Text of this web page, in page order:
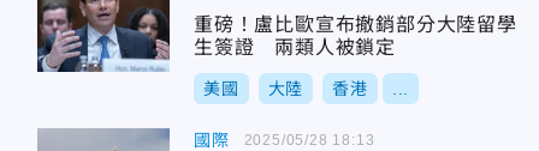
重磅！盧比歐宣布撤銷部分大陸留學
生簽證 兩類人被鎖定
美國 大陸 香港
國際 2025/05/28 18:13